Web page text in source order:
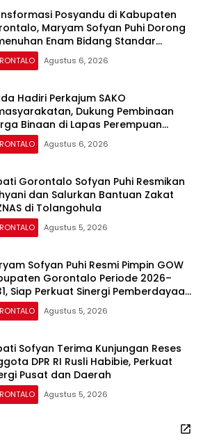
Posyandu di Kabupaten
Maryam Sofyan Puhi Dorong
Enam Bidang Standar
Minimal
Agustus 6, 2026
Hadiri Perkajum SAKO
Dukung Pembinaan
Binaan di Lapas Perempuan
Agustus 6, 2026
Gorontalo Sofyan Puhi Resmikan
dan Salurkan Bantuan Zakat
di Tolangohula
Agustus 5, 2026
Sofyan Puhi Resmi Pimpin GOW
Gorontalo Periode 2026–
Siap Perkuat Sinergi Pemberdayaan
Agustus 5, 2026
Sofyan Terima Kunjungan Reses
DPR RI Rusli Habibie, Perkuat
Pusat dan Daerah
Agustus 5, 2026